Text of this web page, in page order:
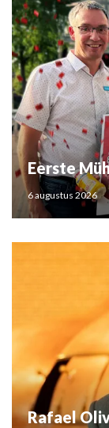
Eerste
6 augustus 2026
Rafael